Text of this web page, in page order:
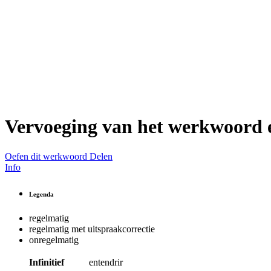
Vervoeging van het werkwoord
Oefen dit werkwoord Delen
Info
Legenda
regelmatig
regelmatig met uitspraakcorrectie
onregelmatig
Infinitief
entendrir